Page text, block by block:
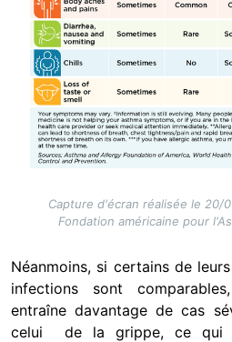
Capture d'écran réalisée le 20/
Fondation américaine pour
Néanmoins, si certains de
infections sont
entraîne davantage de cas
celui de la grippe, ce qui